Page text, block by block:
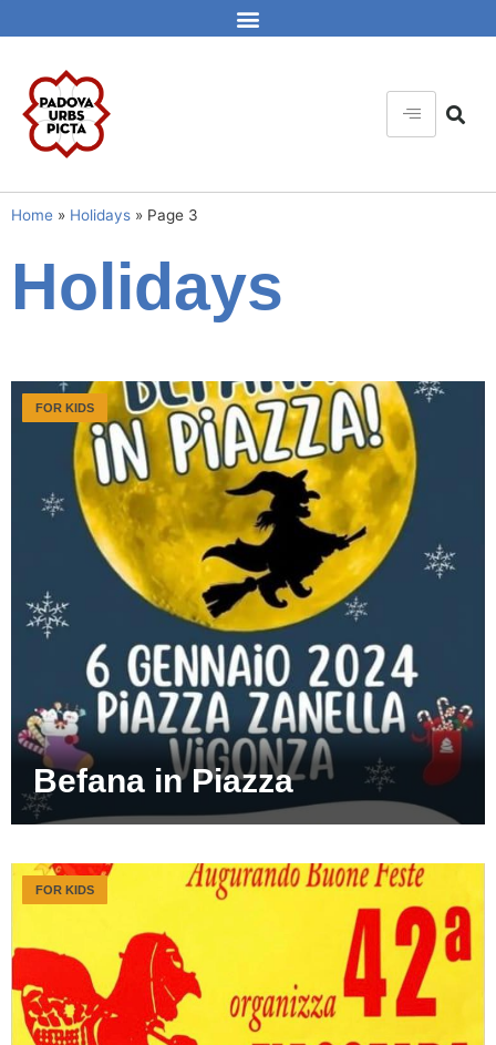
Home » Holidays » Page 3
Holidays
Befana in Piazza
FOR KIDS
FOR KIDS